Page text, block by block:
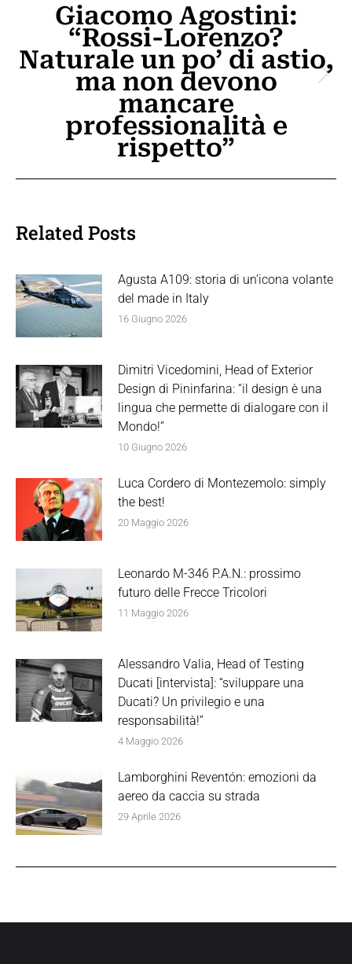
Prossimo
post:
Giacomo Agostini:
“Rossi-Lorenzo?
Naturale un po’ di astio,
ma non devono
mancare
professionalità e
rispetto”
Related Posts
Agusta A109: storia di un’icona volante
del made in Italy
16 Giugno 2026
Dimitri Vicedomini, Head of Exterior
Design di Pininfarina: “il design è una
lingua che permette di dialogare con il
Mondo!”
10 Giugno 2026
Luca Cordero di Montezemolo: simply
the best!
20 Maggio 2026
Leonardo M-346 P.A.N.: prossimo
futuro delle Frecce Tricolori
11 Maggio 2026
Alessandro Valia, Head of Testing
Ducati [intervista]: “sviluppare una
Ducati? Un privilegio e una
responsabilità!”
4 Maggio 2026
Lamborghini Reventón: emozioni da
aereo da caccia su strada
29 Aprile 2026